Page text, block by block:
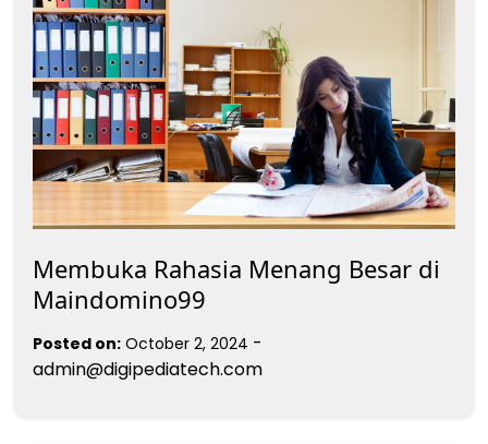
Membuka Rahasia Menang Besar di
Maindomino99
Posted on: October 2, 2024 -
admin@digipediatech.com